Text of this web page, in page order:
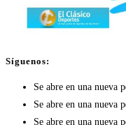
Síguenos:
Se abre en una nueva
Se abre en una nueva
Se abre en una nueva